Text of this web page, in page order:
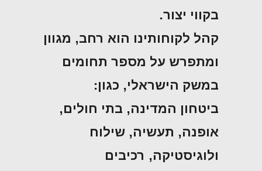
בקווי יצור.
קהל לקוחותינו הוא רחב, מגוון
ומתפרש על מספר תחומים
במשק הישראלי, כגון:
ביטחון המדינה, בתי חולים,
אופנה, תעשיה, שילוח
ולוגיסטיקה, רכיבים